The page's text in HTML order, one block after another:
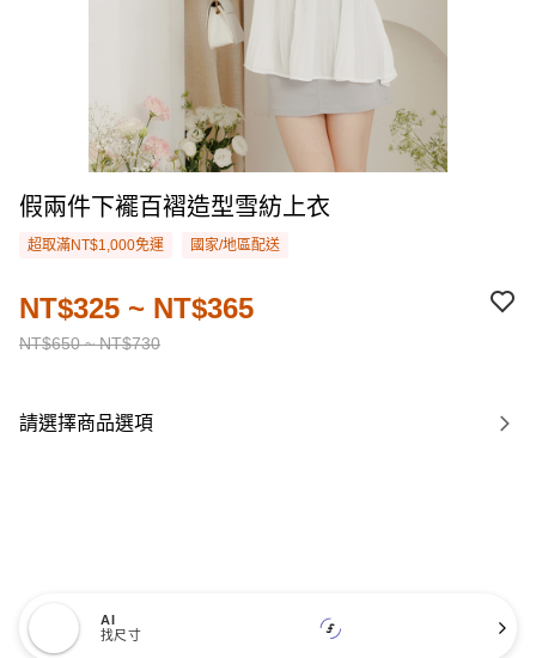
假兩件下襬百褶造型雪紡上衣
超取滿NT$1,000免運 國家/地區配送
NT$650 ~ NT$730
NT$325 ~ NT$365
請選擇商品選項
AI
找尺寸